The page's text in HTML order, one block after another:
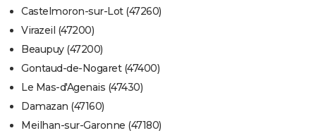
Castelmoron-sur-Lot (47260)
Virazeil (47200)
Beaupuy (47200)
Gontaud-de-Nogaret (47400)
Le Mas-d'Agenais (47430)
Damazan (47160)
Meilhan-sur-Garonne (47180)